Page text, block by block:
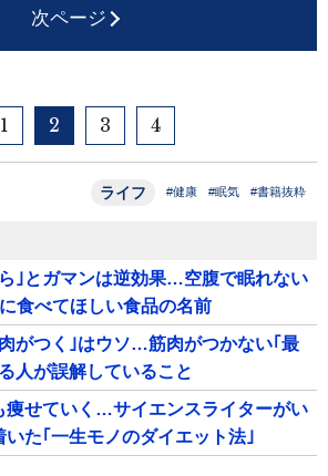
次ページ
1 2 3 4
ライフ #健康 #眠気 #書籍抜粋
｣とガマンは逆効果…空腹で眠れない
食べてほしい食品の名前
がつく｣はウソ…筋肉がつかない｢最
人が誤解していること
痩せていく…サイエンスライターがい
た｢一生モノのダイエット法｣